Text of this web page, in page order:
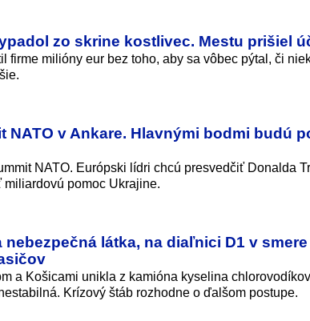
zo skrine kostlivec. Mestu prišiel
firme milióny eur bez toho, aby sa vôbec pýtal, či
NATO v Ankare. Hlavnými bodmi budú
NATO. Európski lídri chcú presvedčiť Donalda
pomoc Ukrajine.
nebezpečná látka, na diaľnici D1 v
a Košicami unikla z kamióna kyselina
Krízový štáb rozhodne o ďalšom postupe.